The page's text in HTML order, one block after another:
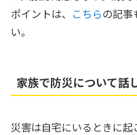
ポイントは、 こちらの記事
い。
家族で防災について話
災害は自宅にいるときに